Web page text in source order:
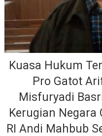
Kuasa Hukum
Pro Gatot
Misfuryadi
Kerugian Negara
RI Andi Mahbub